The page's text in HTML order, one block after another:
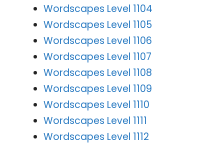
Wordscapes Level 1104
Wordscapes Level 1105
Wordscapes Level 1106
Wordscapes Level 1107
Wordscapes Level 1108
Wordscapes Level 1109
Wordscapes Level 1110
Wordscapes Level 1111
Wordscapes Level 1112